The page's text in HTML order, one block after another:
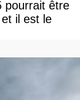
pourrait être
il est le